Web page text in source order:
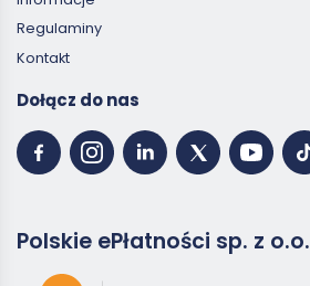
Regulaminy
Kontakt
Dołącz do nas
Polskie ePłatności sp. z o.o.